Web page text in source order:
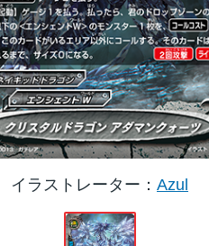
イラストレーター Azul